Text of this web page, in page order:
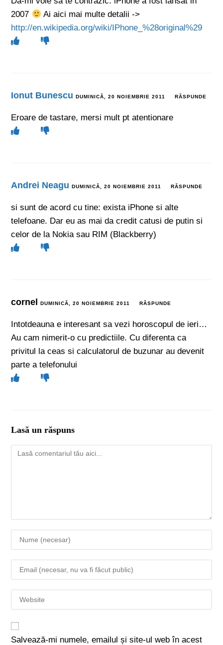
2007
Ai aici mai multe detalii ->
http://en.wikipedia.org/wiki/IPhone_%28original%29
Ionut Bunescu DUMINICĂ, 20 NOIEMBRIE 2011 RĂSPUNDE
Eroare de tastare, mersi mult pt atentionare
Andrei Neagu DUMINICĂ, 20 NOIEMBRIE 2011 RĂSPUNDE
si sunt de acord cu tine: exista iPhone si alte
telefoane. Dar eu as mai da credit catusi de putin si
celor de la Nokia sau RIM (Blackberry)
cornelDUMINICĂ, 20 NOIEMBRIE 2011 RĂSPUNDE
Intotdeauna e interesant sa vezi horoscopul de ieri…
Au cam nimerit-o cu predictiile. Cu diferenta ca
privitul la ceas si calculatorul de buzunar au devenit
parte a telefonului
Lasă un răspuns
Salvează-mi numele, emailul și site-ul web în acest